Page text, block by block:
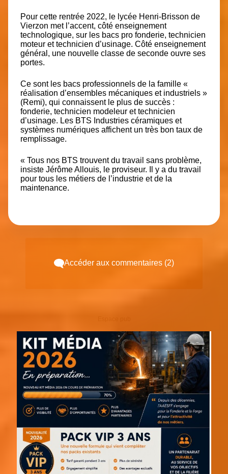
Pour cette rentrée 2022, le lycée Henri-Brisson de
Vierzon met l’accent, côté enseignement
technologique, sur les bacs pro fonderie, technicien
moteur et technicien d’usinage. Côté enseignement
général, une nouvelle classe de seconde ouvre ses
portes.
Ce sont les bacs professionnels de la famille «
réalisation d’ensembles mécaniques et industriels »
(Remi), qui connaissent le plus de succès :
fonderie, technicien modeleur et technicien
d’usinage. Les BTS Industries céramiques et
systèmes numériques affichent un très bon taux de
remplissage.
« Tous nos BTS trouvent du travail sans problème,
insiste Jérôme Allouis, le proviseur. Il y a du travail
pour tous les métiers de l’industrie et de la
maintenance.
Accéder aux commentaires (2)